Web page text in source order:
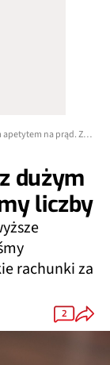
Karty GeForce RTX 50 z dużym apetytem na prąd. Znamy liczby
dużym
liczby
rachunki za
2